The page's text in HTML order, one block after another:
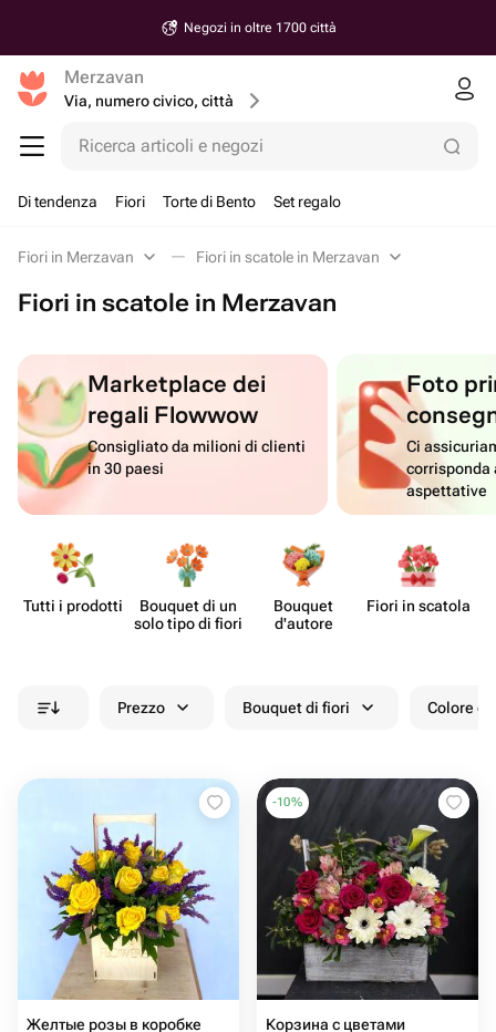
Negozi in oltre 1700 città
Merzavan
Via, numero civico, città
Ricerca articoli e negozi
Di tendenza Fiori Torte di Bento Set regalo
Fiori in Merzavan Fiori in scatole in Merzavan
Fiori in scatole in Merzavan
Marketplace dei
regali Flowwow
Consigliato da milioni di clienti
in 30 paesi
Foto
Ci
corrisponda
aspettative
Tutti i prodotti
Bouquet di un
solo tipo di fiori
Bouquet
d'autore
Fiori in scatola
Prezzo Bouquet di fiori Colore
Желтые розы в кoрoбкe
-10%
Корзина с цветами